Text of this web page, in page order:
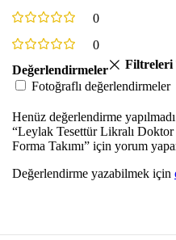
0
0
Değerlendirmeler
Filtreleri
Fotoğraflı değerlendirmeler
Henüz değerlendirme
“Leylak Tesettür Likralı
Forma Takımı” için yorum
Değerlendirme yazabilmek için